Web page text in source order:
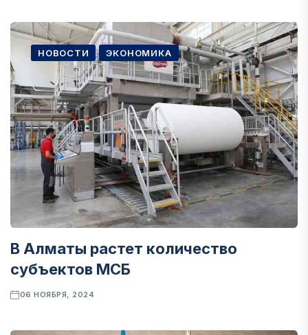
НОВОСТИ ЭКОНОМИКА
В Алматы растет количество
субъектов МСБ
06 НОЯБРЯ, 2024